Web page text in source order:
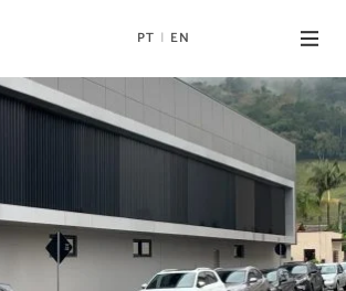
PT EN